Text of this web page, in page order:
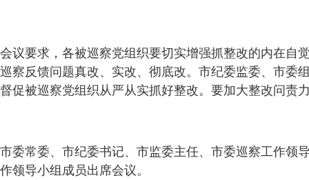
会议要求，各被巡察党组织要切实增强抓整改的内在自
巡察反馈问题真改、实改、彻底改。市纪委监委、市委
督促被巡察党组织从严从实抓好整改。要加大整改问责
市委常委、市纪委书记、市监委主任、市委巡察工作领
作领导小组成员出席会议。